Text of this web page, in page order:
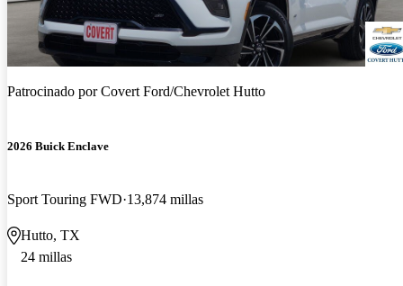
Patrocinado porCovert Ford/Chevrolet Hutto
2026 Buick Enclave
Sport Touring FWD 13,874 millas
Hutto, TX
24 millas